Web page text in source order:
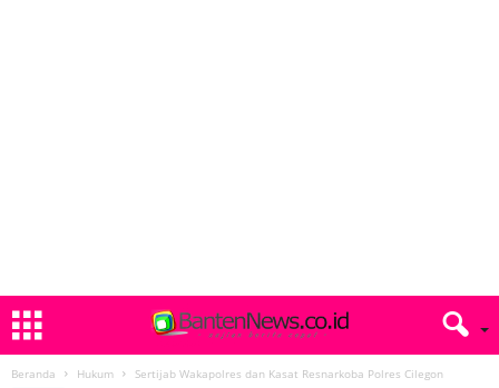
Beranda Hukum Sertijab Wakapolres dan Kasat Resnarkoba Polres Cilegon